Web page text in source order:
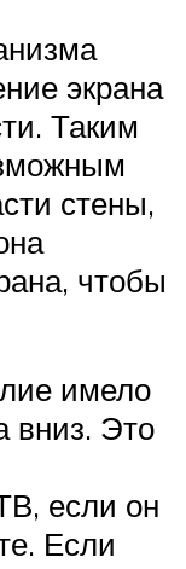
экрана
Таким
стены,
чтобы
имело
вниз. Это
если он
Если